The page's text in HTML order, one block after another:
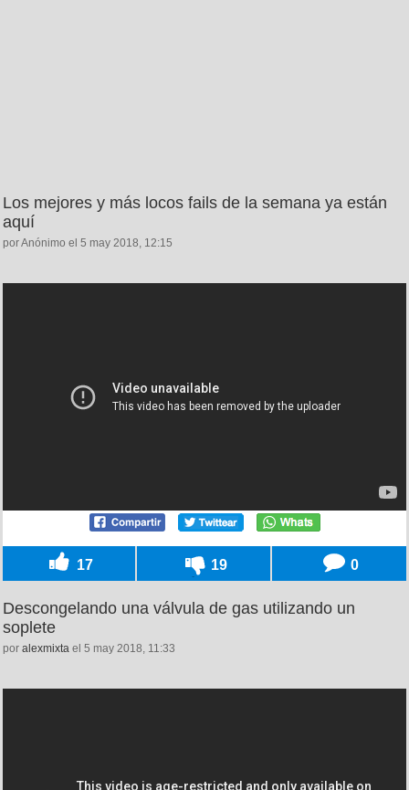
Los mejores y más locos fails de la semana ya están
aquí
por Anónimo el 5 may 2018, 12:15
17 19 0
Descongelando una válvula de gas utilizando un
soplete
por alexmixta el 5 may 2018, 11:33